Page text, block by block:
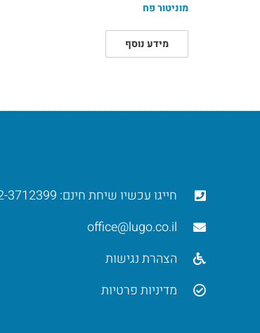
מוניטור פח
מידע נוסף
חייגו עכשיו שיחת חינם: 072-3712399
office@lugo.co.il
הצהרת נגישות
מדיניות פרטיות